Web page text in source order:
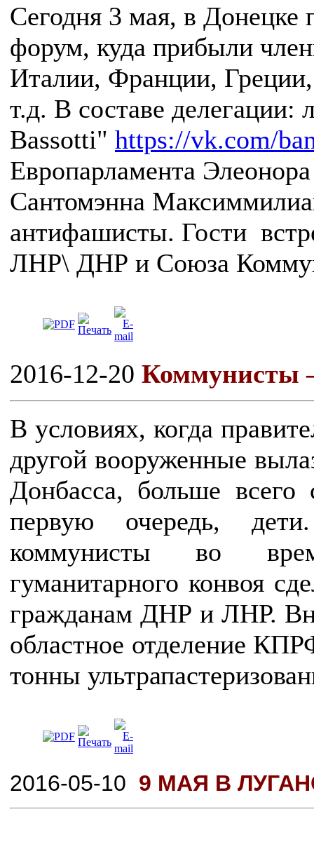
Сегодня 3 мая, в
форум, куда прибыли
Италии, Франции,
т.д. В составе делегации:
Bassotti" https://vk.com/
Европарламента
Сантомэнна
антифашисты. Гости
ЛНР\ ДНР и Союза
2016-12-20 Коммунисты
В условиях, когда
другой вооруженные
Донбасса, больше
первую очередь,
коммунисты во
гуманитарного конвоя
гражданам ДНР и ЛНР.
областное отделение
тонны
2016-05-10 9 МАЯ В